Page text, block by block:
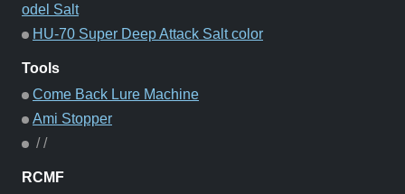
odel Salt
HU-70 Super Deep Attack Salt color
Tools
Come Back Lure Machine
Ami Stopper
//
RCMF